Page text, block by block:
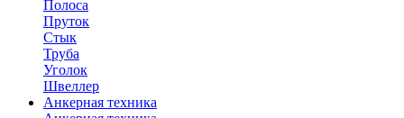
Полоса
Пруток
Стык
Труба
Уголок
Швеллер
Анкерная техника